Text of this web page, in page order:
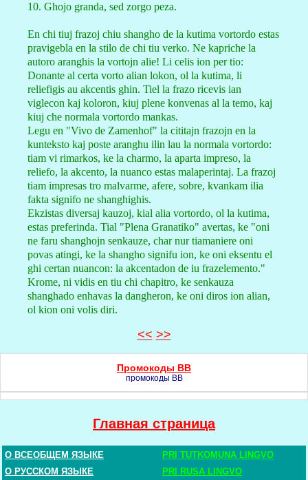
10. Ghojo granda, sed zorgo peza.
En chi tiuj frazoj chiu shangho de la kutima vortordo estas
pravigebla en la stilo de chi tiu verko. Ne kapriche la
autoro aranghis la vortojn alie! Li celis ion per tio:
Donante al certa vorto alian lokon, ol la kutima, li
reliefigis au akcentis ghin. Tiel la frazo ricevis ian
viglecon kaj koloron, kiuj plene konvenas al la temo, kaj
kiuj che normala vortordo mankas.
Legu en "Vivo de Zamenhof" la cititajn frazojn en la
kunteksto kaj poste aranghu ilin lau la normala vortordo:
tiam vi rimarkos, ke la charmo, la aparta impreso, la
reliefo, la akcento, la nuanco estas malaperintaj. La frazoj
tiam impresas tro malvarme, afere, sobre, kvankam ilia
fakta signifo ne shanghighis.
Ekzistas diversaj kauzoj, kial alia vortordo, ol la kutima,
estas preferinda. Tial "Plena Granatiko" avertas, ke "oni
ne faru shanghojn senkauze, char nur tiamaniere oni
povas atingi, ke la shangho signifu ion, ke oni eksentu el
ghi certan nuancon: la akcentadon de iu frazelemento."
Krome, ni vidis en tiu chi chapitro, ke senkauza
shanghado enhavas la dangheron, ke oni diros ion alian,
ol kion oni volis diri.
<< >>
Промокоды BB
промокоды BB
Главная страница
О ВСЕОБЩЕМ ЯЗЫКЕ
PRI TUTKOMUNA LINGVO
О РУССКОМ ЯЗЫКЕ
PRI RUSA LINGVO